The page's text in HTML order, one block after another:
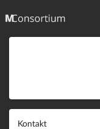
Kontakt